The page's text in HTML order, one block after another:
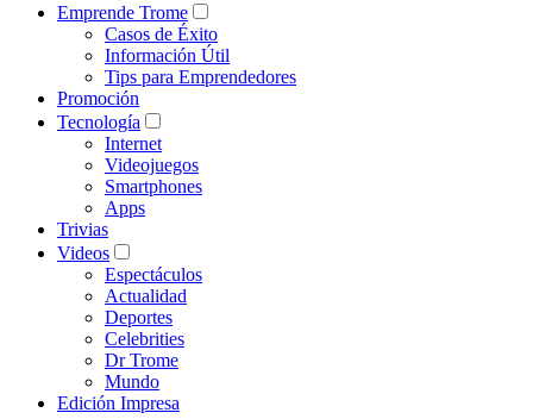
Emprende Trome
Casos de Éxito
Información Útil
Tips para Emprendedores
Promoción
Tecnología
Internet
Videojuegos
Smartphones
Apps
Trivias
Videos
Espectáculos
Actualidad
Deportes
Celebrities
Dr Trome
Mundo
Edición Impresa